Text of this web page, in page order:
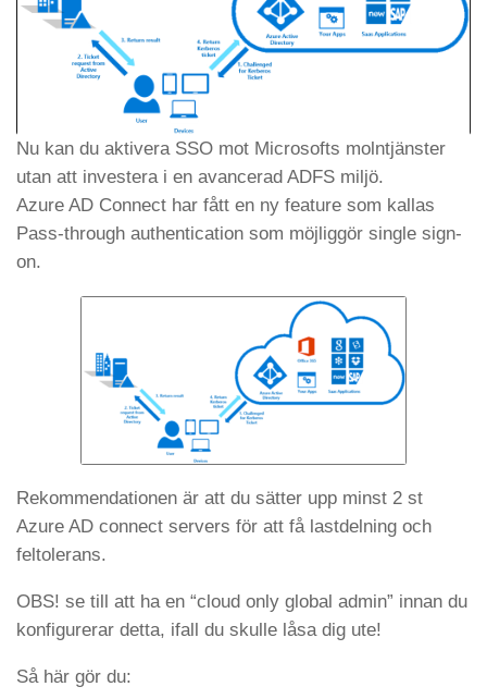
Nu kan du aktivera SSO mot Microsofts molntjänster
utan att investera i en avancerad ADFS miljö.
Azure AD Connect har fått en ny feature som kallas
Pass-through authentication som möjliggör single sign-
on.
Rekommendationen är att du sätter upp minst 2 st
Azure AD connect servers för att få lastdelning och
feltolerans.
OBS! se till att ha en “cloud only global admin” innan du
konfigurerar detta, ifall du skulle låsa dig ute!
Så här gör du: